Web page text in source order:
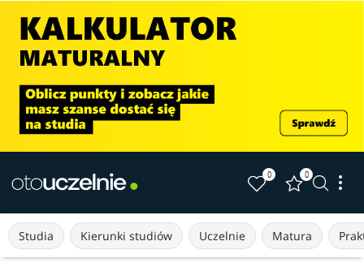
0 0
Studia Kierunki studiów Uczelnie Matura